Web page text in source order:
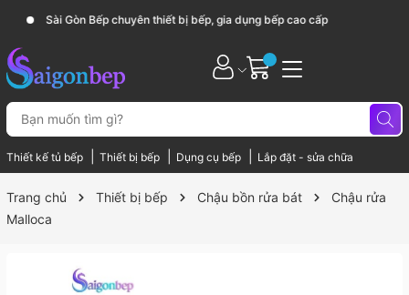
Sài Gòn Bếp chuyên thiết bị bếp, gia dụng bếp cao cấp
Thiết kế tủ bếp Thiết bị bếp Dụng cụ bếp Lắp đặt - sửa chữa
Trang chủ Thiết bị bếp Chậu bồn rửa bát
Chậu rửa
Malloca